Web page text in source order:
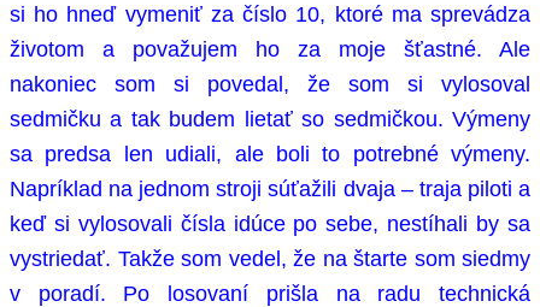
si ho hneď vymeniť za číslo 10, ktoré ma sprevádza
životom a považujem ho za moje šťastné. Ale
nakoniec som si povedal, že som si vylosoval
sedmičku a tak budem lietať so sedmičkou. Výmeny
sa predsa len udiali, ale boli to potrebné výmeny.
Napríklad na jednom stroji súťažili dvaja – traja piloti a
keď si vylosovali čísla idúce po sebe, nestíhali by sa
vystriedať. Takže som vedel, že na štarte som siedmy
v poradí. Po losovaní prišla na radu technická